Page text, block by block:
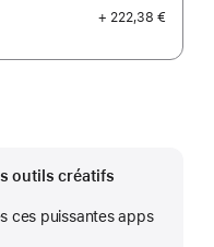
+ 222,38 €
outils créatifs
ces puissantes apps